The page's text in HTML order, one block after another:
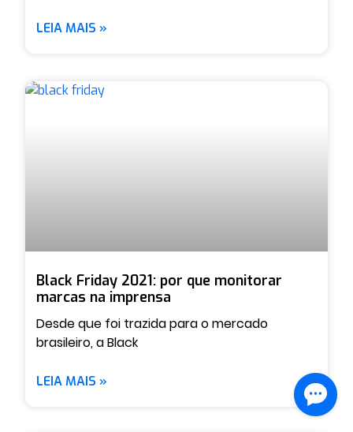
LEIA MAIS »
Black Friday 2021: por que monitorar
marcas na imprensa
Desde que foi trazida para o mercado
brasileiro, a Black
LEIA MAIS »